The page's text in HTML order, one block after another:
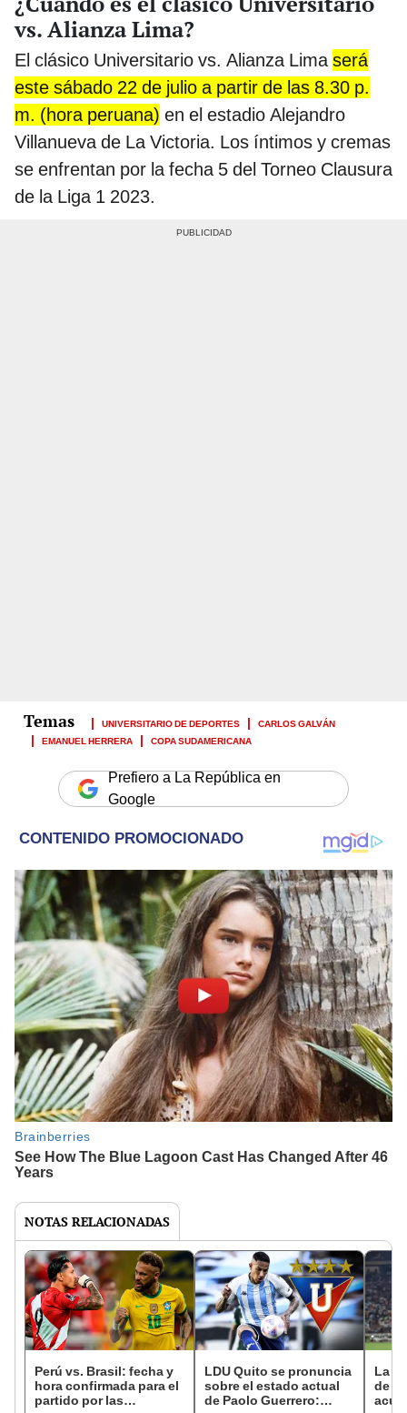
vs. Alianza Lima?
El clásico Universitario vs. Alianza Lima será
este sábado 22 de julio a partir de las 8.30 p.
m. (hora peruana) en el estadio Alejandro
Villanueva de La Victoria. Los íntimos y cremas
se enfrentan por la fecha 5 del Torneo Clausura
de la Liga 1 2023.
UNIVERSITARIO DE DEPORTES
CARLOS GALVÁN
EMANUEL HERRERA
COPA SUDAMERICANA
Prefiero a La República en
Google
NOTAS RELACIONADAS
Perú vs. Brasil: fecha y
hora confirmada para el
partido por las
LDU Quito se pronuncia
sobre el estado actual
de Paolo Guerrero:
La
de